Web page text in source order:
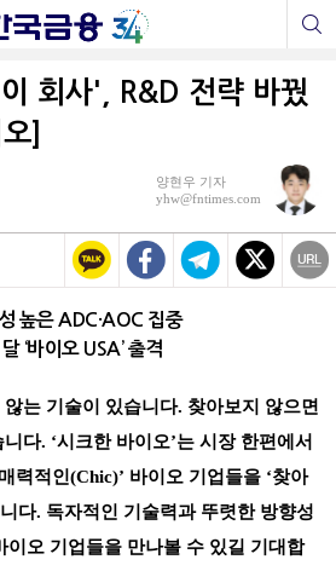
회사', R&D 전략 바꿨
]
양현우 기자
yhw@fntimes.com
높은 ADC·AOC 집중
‘바이오 USA’ 출격
는 기술이 있습니다. 찾아보지 않으면
다. ‘시크한 바이오’는 시장 한편에서
력적인(Chic)’ 바이오 기업들을 ‘찾아
다. 독자적인 기술력과 뚜렷한 방향성
이오 기업들을 만나볼 수 있길 기대합